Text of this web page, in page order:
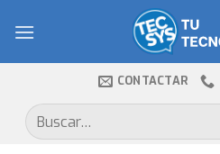
CONTACTAR
Buscar
por: